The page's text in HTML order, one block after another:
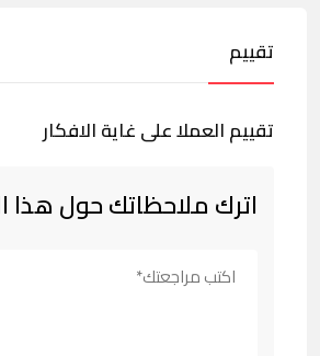
تقييم
تقييم العملا على غاية الافكار
اترك ملاحظاتك حول